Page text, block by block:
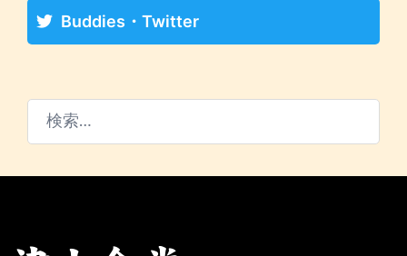
Buddies・Twitter
索: